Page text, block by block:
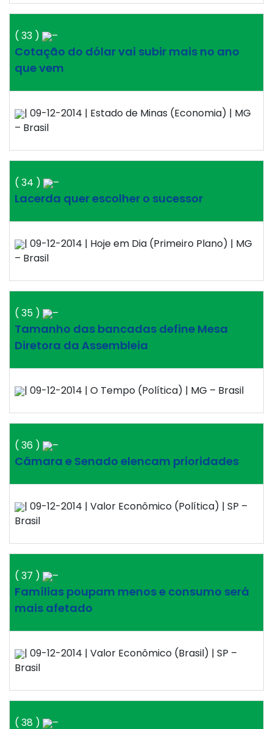
( 33 ) –
Cotação do dólar vai subir mais no ano
que vem
| 09-12-2014 | Estado de Minas (Economia) | MG
– Brasil
( 34 ) –
Lacerda quer escolher o sucessor
| 09-12-2014 | Hoje em Dia (Primeiro Plano) | MG
– Brasil
( 35 ) –
Tamanho das bancadas define Mesa
Diretora da Assembleia
| 09-12-2014 | O Tempo (Política) | MG – Brasil
( 36 ) –
Câmara e Senado elencam prioridades
| 09-12-2014 | Valor Econômico (Política) | SP –
Brasil
( 37 ) –
Famílias poupam menos e consumo será
mais afetado
| 09-12-2014 | Valor Econômico (Brasil) | SP –
Brasil
( 38 ) –